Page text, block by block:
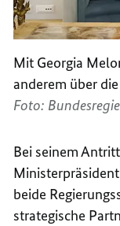
Mit Georgia
anderem über
Foto:
Bei seinem
beide
strategische